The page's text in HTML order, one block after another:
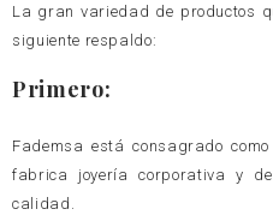
La gran variedad de productos
siguiente respaldo:
Primero:
Fademsa está consagrado
fabrica joyería corporativa y
calidad.